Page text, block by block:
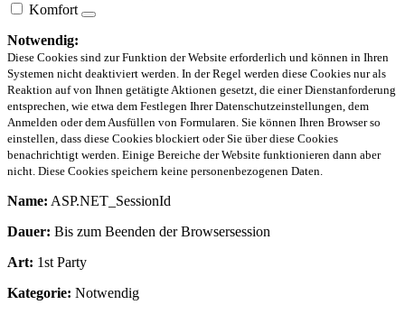
Komfort
Notwendig:
Diese Cookies sind zur Funktion der Website erforderlich und können in Ihren
Systemen nicht deaktiviert werden. In der Regel werden diese Cookies nur als
Reaktion auf von Ihnen getätigte Aktionen gesetzt, die einer Dienstanforderung
entsprechen, wie etwa dem Festlegen Ihrer Datenschutzeinstellungen, dem
Anmelden oder dem Ausfüllen von Formularen. Sie können Ihren Browser so
einstellen, dass diese Cookies blockiert oder Sie über diese Cookies
benachrichtigt werden. Einige Bereiche der Website funktionieren dann aber
nicht. Diese Cookies speichern keine personenbezogenen Daten.
Name: ASP.NET_SessionId
Dauer: Bis zum Beenden der Browsersession
Art: 1st Party
Kategorie: Notwendig